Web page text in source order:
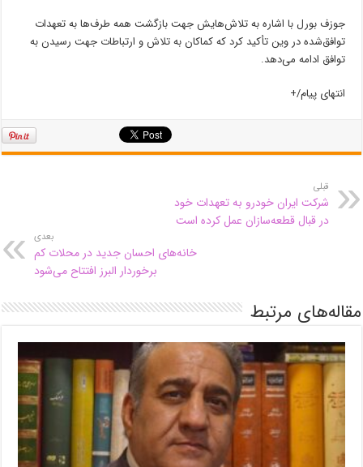
جوزف بورل با اشاره به تلاش‌هایش جهت بازگشت همه طرف‌ها به تعهدات
توافق‌شده در وین تأکید کرد که کماکان به تلاش و ارتباطات جهت رسیدن به
توافق ادامه می‌دهد.
انتهای پیام/+
قبلی
شرکت ایران خودرو به تعهدات خود
در قبال قطعه‎‌سازان عمل کرده است
بعدی
خانه‌های احسان جدید در محلات کم
برخوردار البرز افتتاح می‌شود
مقاله‌های مرتبط